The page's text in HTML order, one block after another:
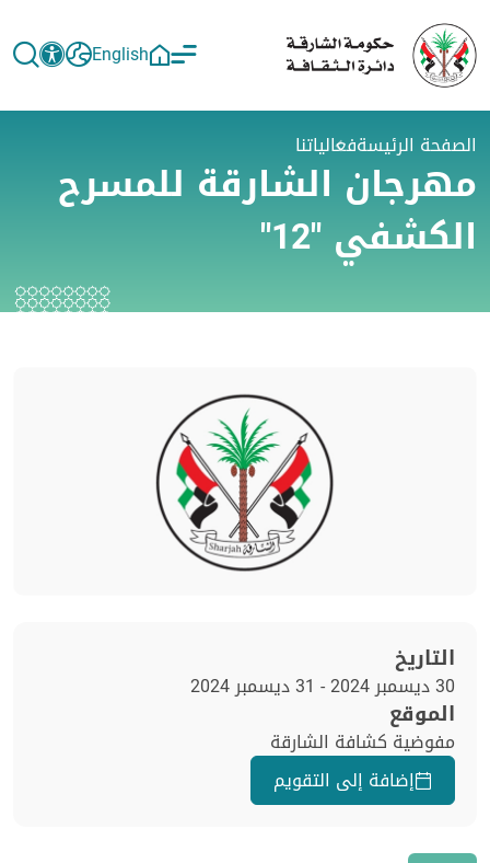
English
الصفحة الرئيسةفعالياتنا
مهرجان الشارقة للمسرح
الكشفي "12"
التاريخ
30 ديسمبر 2024 - 31 ديسمبر 2024
الموقع
مفوضية كشافة الشارقة
إضافة إلى التقويم